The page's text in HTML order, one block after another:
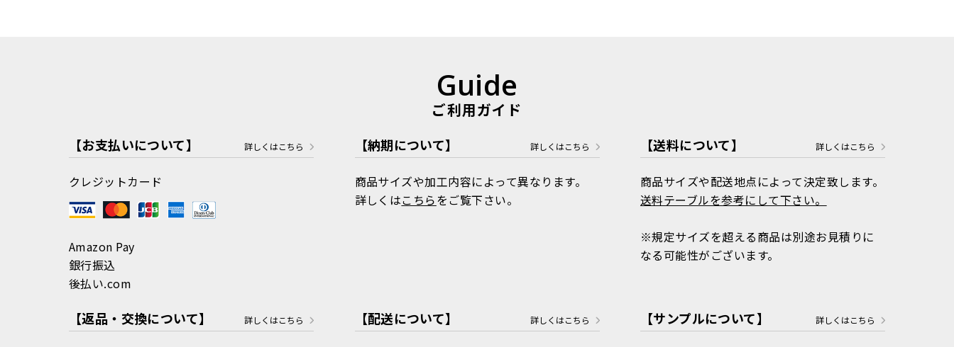
Guide
ご利用ガイド
【お支払いについて】 詳しくはこちら
クレジットカード
Amazon Pay
銀行振込
後払い.com
【納期について】 詳しくはこちら
商品サイズや加工内容によって異なります。
詳しくはこちらをご覧下さい。
【送料について】 詳しくはこちら
商品サイズや配送地点によって決定致します。
送料テーブルを参考にして下さい。
※規定サイズを超える商品は別途お見積りに
なる可能性がございます。
【返品・交換について】 詳しくはこちら 【配送について】 詳しくはこちら 【サンプルについて】 詳しくはこちら